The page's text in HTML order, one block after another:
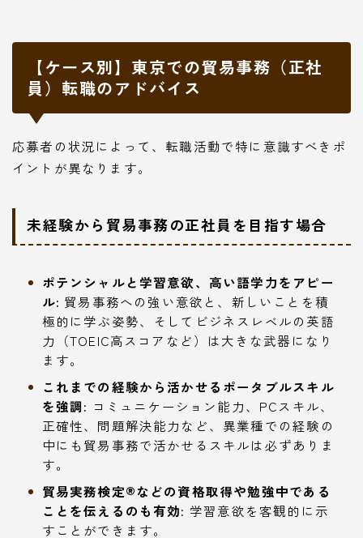
【ケース別】東京での貿易事務（正社
員）転職のアドバイス
応募者の状況によって、転職活動で特に意識すべきポ
イントが異なります。
未経験から貿易事務の正社員を目指す場合
ポテンシャルと学習意欲、高い語学力をアピー
ル: 貿易事務への強い意欲と、新しいことを積
極的に学ぶ姿勢、そしてビジネスレベルの英語
力（TOEIC高スコアなど）は大きな武器になり
ます。
これまでの経験から活かせるポータブルスキル
を強調: コミュニケーション能力、PCスキル、
正確性、問題解決能力など、異業種での経験の
中にも貿易事務で活かせるスキルは必ずありま
す。
貿易実務検定®などの資格取得や勉強中である
ことを伝えるのも有効: 学習意欲を客観的に示
すことができます。